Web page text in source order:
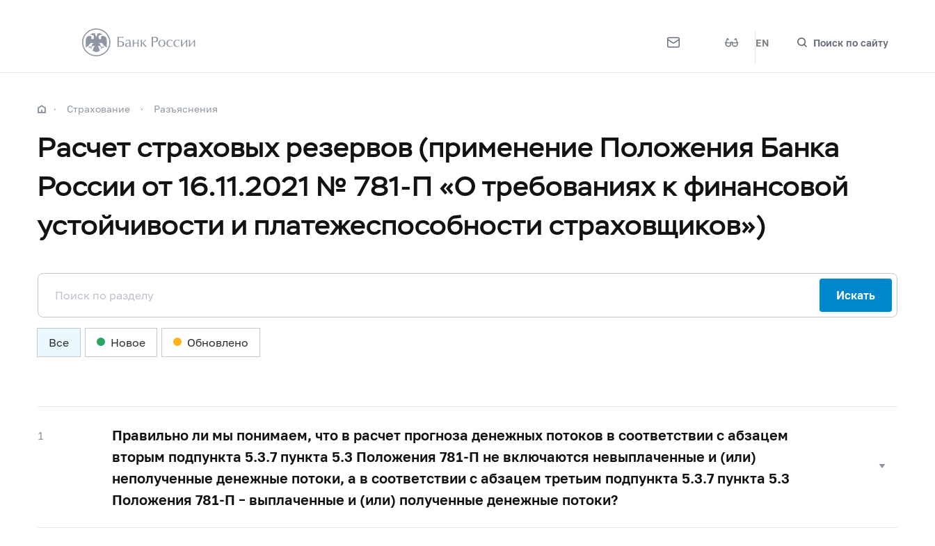
EN Поиск по сайту
Страхование Разъяснения
Расчет страховых резервов (применение Положения Банка
России от 16.11.2021 № 781-П «О требованиях к финансовой
устойчивости и платежеспособности страховщиков»)
Искать
Все Новое Обновлено
1
Правильно ли мы понимаем, что в расчет прогноза денежных потоков в соответствии с абзацем
вторым подпункта 5.3.7 пункта 5.3 Положения781-П не включаются невыплаченные и (или)
неполученные денежные потоки, а в соответствии с абзацем третьим подпункта 5.3.7 пункта 5.3
Положения781-П – выплаченные и (или) полученные денежные потоки?